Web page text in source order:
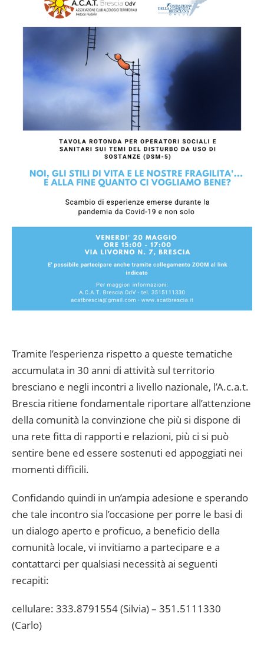
Tramite l’esperienza rispetto a queste tematiche
accumulata in 30 anni di attività sul territorio
bresciano e negli incontri a livello nazionale, l’A.c.a.t.
Brescia ritiene fondamentale riportare all’attenzione
della comunità la convinzione che più si dispone di
una rete fitta di rapporti e relazioni, più ci si può
sentire bene ed essere sostenuti ed appoggiati nei
momenti difficili.
Confidando quindi in un’ampia adesione e sperando
che tale incontro sia l’occasione per porre le basi di
un dialogo aperto e proficuo, a beneficio della
comunità locale, vi invitiamo a partecipare e a
contattarci per qualsiasi necessità ai seguenti
recapiti:
cellulare: 333.8791554 (Silvia) – 351.5111330
(Carlo)